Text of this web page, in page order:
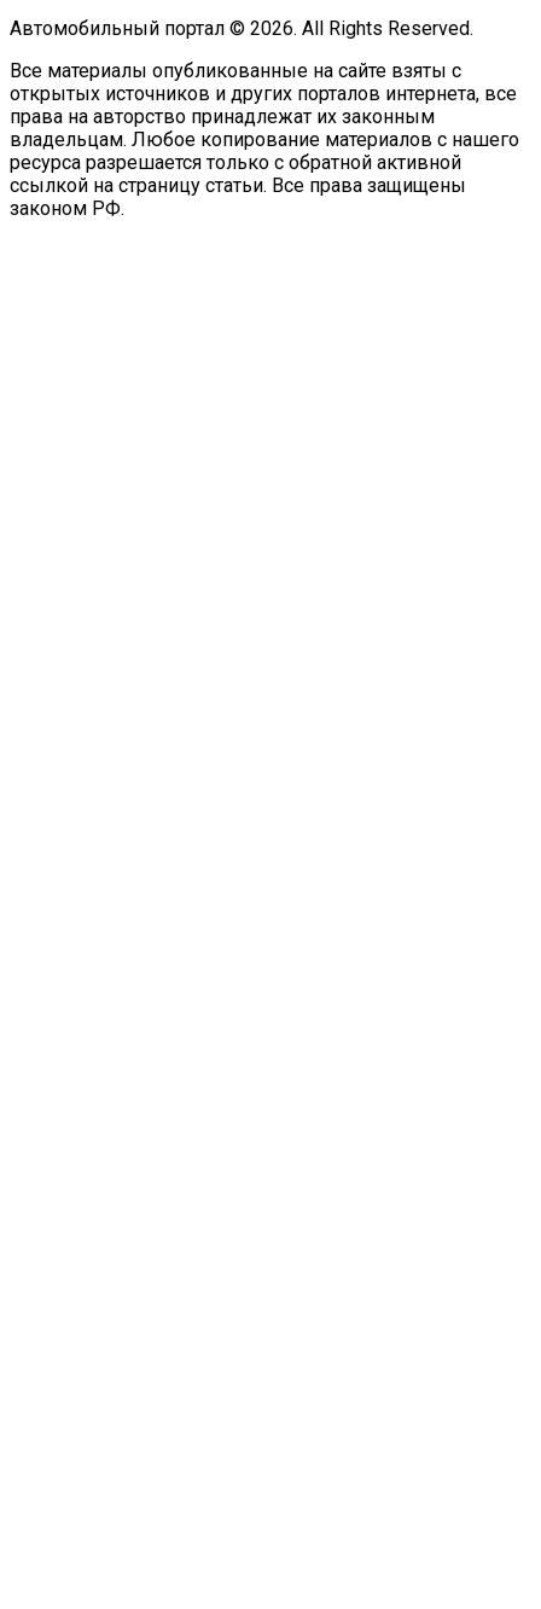
Автомобильный портал © 2026. All Rights Reserved.
Все материалы опубликованные на сайте взяты с
открытых источников и других порталов интернета, все
права на авторство принадлежат их законным
владельцам. Любое копирование материалов с нашего
ресурса разрешается только с обратной активной
ссылкой на страницу статьи. Все права защищены
законом РФ.